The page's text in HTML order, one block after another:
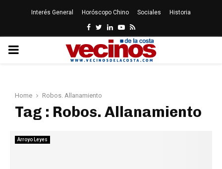
Interés General Horóscopo Chino Sociales Historia
Facebook
Twitter
LinkedinYoutube
Rss
PRIMARY
Home Robos. Allanamiento
Tag : Robos. Allanamiento
Arroyo Leyes